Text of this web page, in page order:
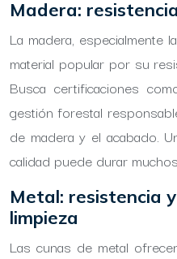
Madera:
La madera, especialmente
material popular por su
Busca certificaciones
gestión forestal
de madera y el acabado.
calidad puede durar
Metal: resistencia
limpieza
Las cunas de metal